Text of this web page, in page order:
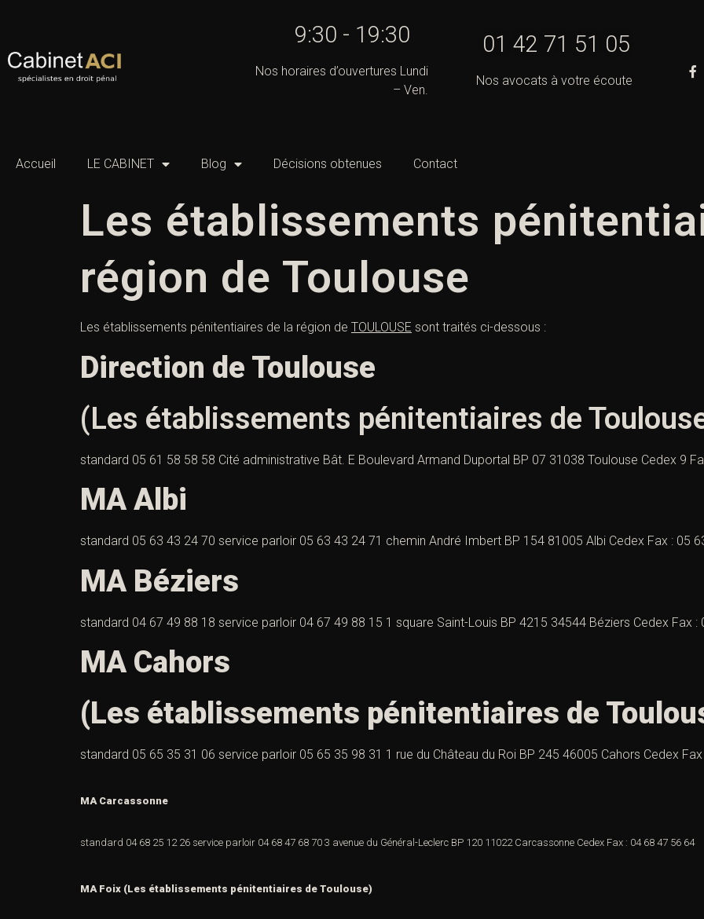
9:30 - 19:30
Nos horaires d’ouvertures Lundi
– Ven.
01 42 71 51 05
Nos avocats à votre écoute
Accueil LE CABINET Blog Décisions obtenues Contact
Les établissements
région de Toulouse
Les établissements pénitentiaires de la région de TOULOUSE sont traités ci-dessous :
Direction de Toulouse
(Les établissements pénitentiaires de
standard 05 61 58 58 58 Cité administrative Bât. E Boulevard Armand Duportal BP 07 31038 Toulouse Cedex 9
MA Albi
standard 05 63 43 24 70 service parloir 05 63 43 24 71 chemin André Imbert BP 154 81005 Albi Cedex Fax : 05
MA Béziers
standard 04 67 49 88 18 service parloir 04 67 49 88 15 1 square Saint-Louis BP 4215 34544 Béziers Cedex Fax :
MA Cahors
(Les établissements pénitentiaires de
standard 05 65 35 31 06 service parloir 05 65 35 98 31 1 rue du Château du Roi BP 245 46005 Cahors Cedex
MA Carcassonne
standard 04 68 25 12 26 service parloir 04 68 47 68 70 3 avenue du Général-Leclerc BP 120 11022 Carcassonne Cedex Fax : 04 68 47 56 64
MA Foix (Les établissements pénitentiaires de Toulouse)